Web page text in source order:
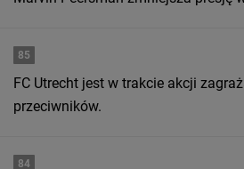
85
FC Utrecht jest w trakcie akcji
przeciwników.
84